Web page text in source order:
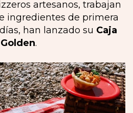
artesanos, trabajan
ingredientes de primera
han lanzado su Caja
Golden.